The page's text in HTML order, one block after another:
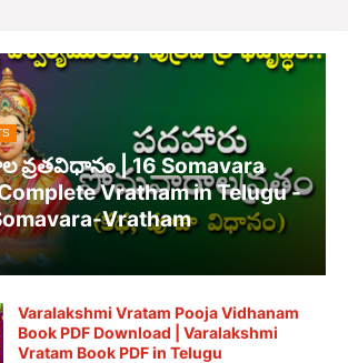
| 16 Somavara
Vratham in Telugu -
Vratham
Varalakshmi Vratam Pooja Vidhanam
Book PDF Download | Varalakshmi
Vratam Book PDF in Telugu